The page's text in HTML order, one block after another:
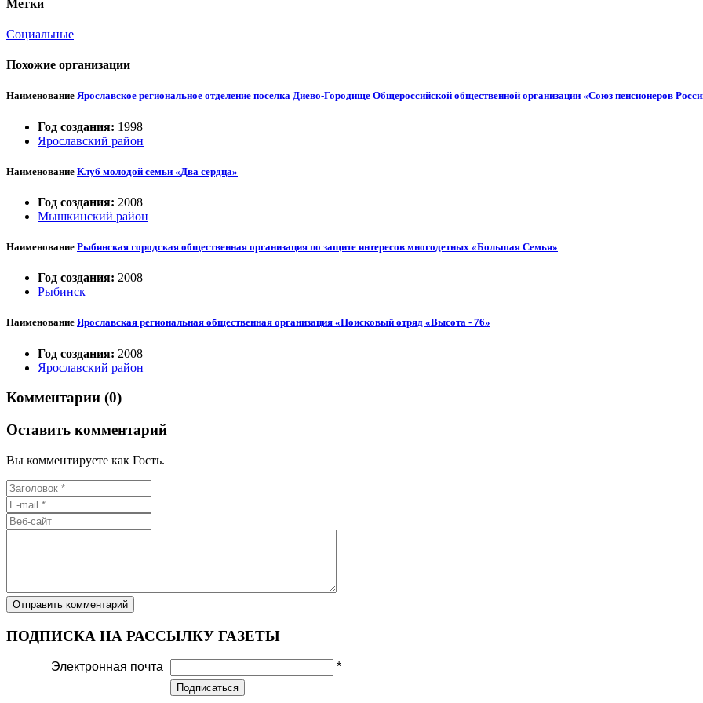
Метки
Социальные
Похожие организации
Наименование Ярославское региональное отделение поселка Диево-Городище Общероссийской общественной организации «Союз пенсионеров
Год создания: 1998
Ярославский район
Наименование Клуб молодой семьи «Два сердца»
Год создания: 2008
Мышкинский район
Наименование Рыбинская городская общественная организация по защите интересов многодетных «Большая Семья»
Год создания: 2008
Рыбинск
Наименование Ярославская региональная общественная организация «Поисковый отряд «Высота - 76»
Год создания: 2008
Ярославский район
Комментарии (0)
Оставить комментарий
Вы комментируете как Гость.
ПОДПИСКА НА РАССЫЛКУ ГАЗЕТЫ
Электронная почта *
Подписаться